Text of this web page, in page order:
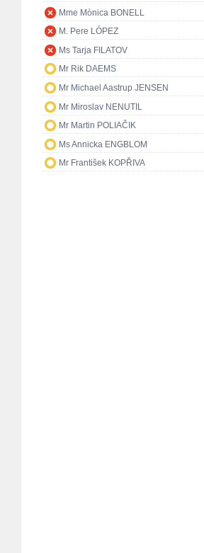
Mme Mònica BONELL
M. Pere LÓPEZ
Ms Tarja FILATOV
Mr Rik DAEMS
Mr Michael Aastrup JENSEN
Mr Miroslav NENUTIL
Mr Martin POLIAČIK
Ms Annicka ENGBLOM
Mr František KOPŘIVA